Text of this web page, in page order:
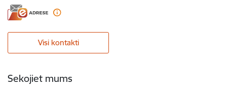
Visi kontakti
Sekojiet mums